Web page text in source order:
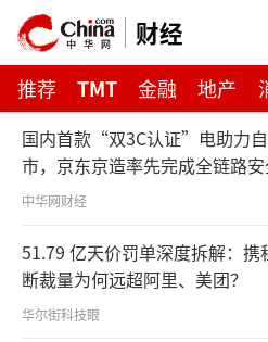
财经
推荐 TMT 金融 地产
国内首款“双3C认证”电助力
市，京东京造率先完成全链路
中华网财经
51.79 亿天价罚单深度拆解：携
断裁量为何远超阿里、美团？
华尔街科技眼